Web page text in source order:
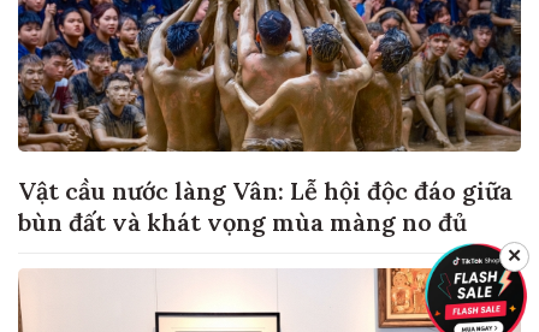
Vật cầu nước làng Vân: Lễ hội độc đáo giữa
bùn đất và khát vọng mùa màng no đủ
✕